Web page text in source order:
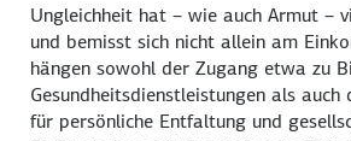
Ungleichheit hat – wie auch Armut –
und bemisst sich nicht allein am
hängen sowohl der Zugang etwa zu
Gesundheitsdienstleistungen als
für persönliche Entfaltung und